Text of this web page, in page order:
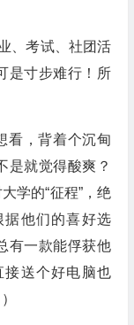
、考试、社团活
是寸步难行！所
看，背着个沉甸
是就觉得酸爽？
学的“征程”，绝
据他们的喜好选
有一款能俘获他
接送个好电脑也